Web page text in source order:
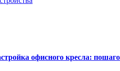
офисного кресла: